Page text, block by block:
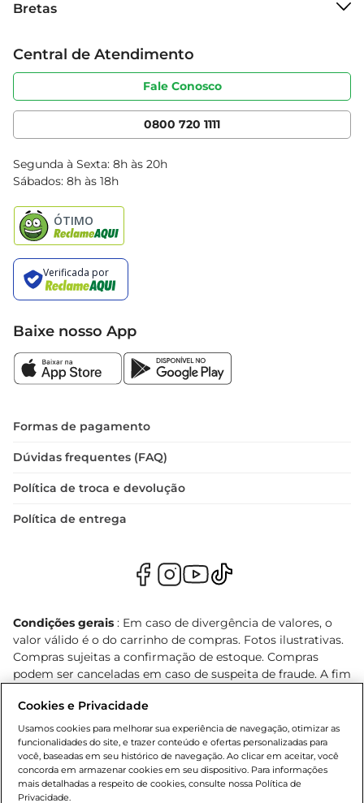
Grupo Cencosud
Sobre privacidade
Portal do fornecedor
Cencosud Media
Bretas
Produtos Bretas
Código de ética
Serviços
Clube Bretas
Blog Bretas
Black Friday
Central de Atendimento
Fale Conosco
0800 720 1111
Segunda à Sexta: 8h às 20h
Sábados: 8h às 18h
Baixe nosso App
Formas de pagamento
Dúvidas frequentes (FAQ)
Política de troca e devolução
Política de entrega
Condições gerais : Em caso de divergência de valores, o
valor válido é o do carrinho de compras. Fotos ilustrativas.
Compras sujeitas a confirmação de estoque. Compras
podem ser canceladas em caso de suspeita de fraude. A fim
nossas promoções, a compra de produtos com preços
promocionais poderá ter sua quantidade limitada por
cliente. Os preços, ofertas e condições são exclusivos para
o e-commerce e válidos durante o dia de hoje, podendo
sofrer alterações sem prévia notificação. Proibida a venda
de bebidas alcoólicas para menores de 18 anos, conforme
Cookies e Privacidade
Usamos cookies para melhorar sua experiência de navegação, otimizar as
funcionalidades do site, e trazer conteúdo e ofertas personalizadas para
você, baseadas em seu histórico de navegação. Ao clicar em aceitar, você
concorda em armazenar cookies em seu dispositivo. Para informações
mais detalhadas a respeito de cookies, consulte nossa Política de
Privacidade.